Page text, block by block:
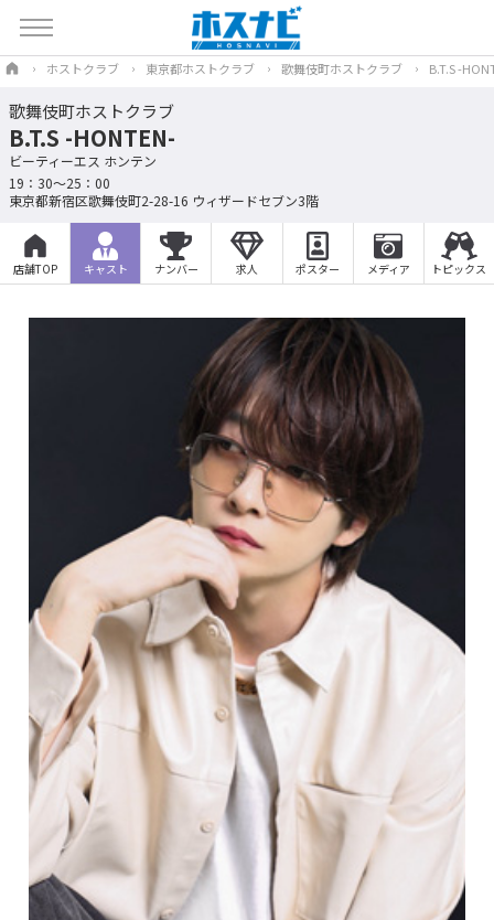
ホストクラブ 東京都ホストクラブ 歌舞伎町ホストクラブ B.T.S -
歌舞伎町ホストクラブ
B.T.S -HONTEN-
ビーティーエス ホンテン
19：30～25：00
東京都新宿区歌舞伎町2-28-16 ウィザードセブン3階
店舗TOP キャスト ナンバー 求人 ポスター メディア トピックス